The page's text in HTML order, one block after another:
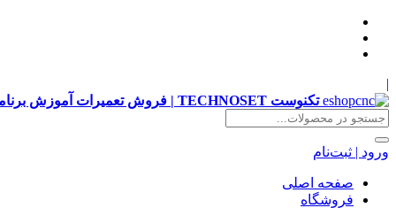
|
تکنوست TECHNOSET | فروش تعمیرات آموزش برنامه نویسی cnc زیمنس فانوک هایدن siemens ,fanuc, heidenhain ,hust, gsk
ورود | ثبت‌نام
صفحه اصلی
فروشگاه